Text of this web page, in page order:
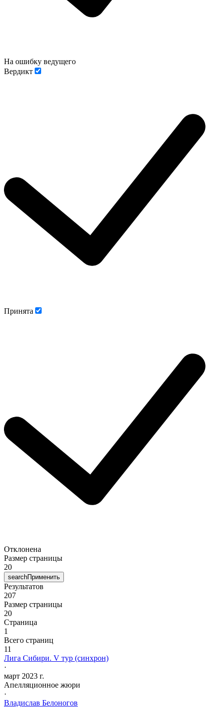
На ошибку ведущего
Вердикт
Принята
Отклонена
Размер страницы
20
searchПрименить
Результатов
207
Размер страницы
20
Страница
1
Всего страниц
11
Лига Сибири. V тур (синхрон)
·
март 2023 г.
Апелляционное жюри
·
Владислав Белоногов